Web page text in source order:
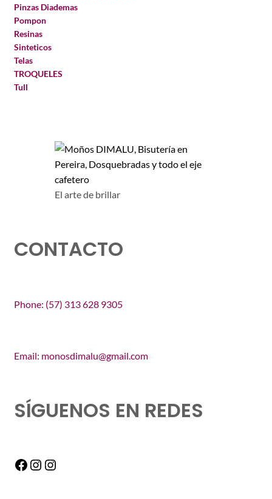
Pinzas Diademas
Pompon
Resinas
Sinteticos
Telas
TROQUELES
Tull
El arte de brillar
CONTACTO
Phone: (57) 313 628 9305
Email: monosdimalu@gmail.com
SÍGUENOS EN REDES
Facebook
Instagram
Instagram